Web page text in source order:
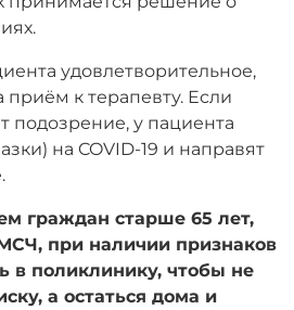
удовлетворительное,
к терапевту. Если
подозрение, у пациента
на COVID-19 и направят
граждан старше 65 лет,
при наличии признаков
в поликлинику, чтобы не
а остаться дома и